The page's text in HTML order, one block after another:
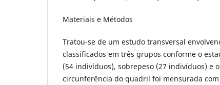
Materiais e Métodos
Tratou-se de um estudo transversal
classificados em três grupos conforme o
(54 indivíduos), sobrepeso (27 indivíduos) e
circunferência do quadril foi mensurada